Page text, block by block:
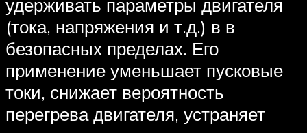
удерживать параметры двигателя
(тока, напряжения и т.д.) в в
безопасных пределах. Его
применение уменьшает пусковые
токи, снижает вероятность
перегрева двигателя, устраняет